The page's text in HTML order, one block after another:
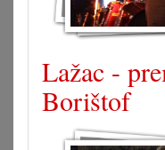
Lažac -
Borištof